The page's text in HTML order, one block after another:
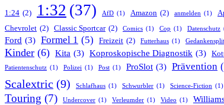
1:24 (2) 1:32 (37) AfD (1) Amazon (2) anmelden (1)
Chevrolet (2) Classic Sportcar (2) Comics (1) Cop (1) Datenschutz
Ford (3) Formel 1 (5) Freizeit (2) Futterhaus (1)
Kinder (6) Kita (3) Koproskopische Diagnostik (3)
Patientenschutz (1) Polizei (1) Post (1) ProSlot (3) Prävention
Scalextric (9) Schlafhaus (1) Schwurbler (1) Science-Fiction (1)
Touring (7) Undercover (1) Verleumder (1) Video (1)